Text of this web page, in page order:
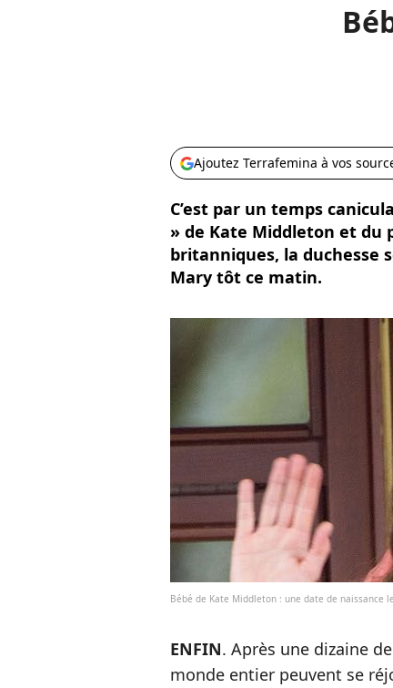
Ajoutez Terrafemina à vos
C’est par un temps
» de Kate Middleton et du
britanniques, la duchesse
Mary tôt ce matin.
Bébé de Kate Middleton : une date de naissance
ENFIN. Après une dizaine
monde entier peuvent se